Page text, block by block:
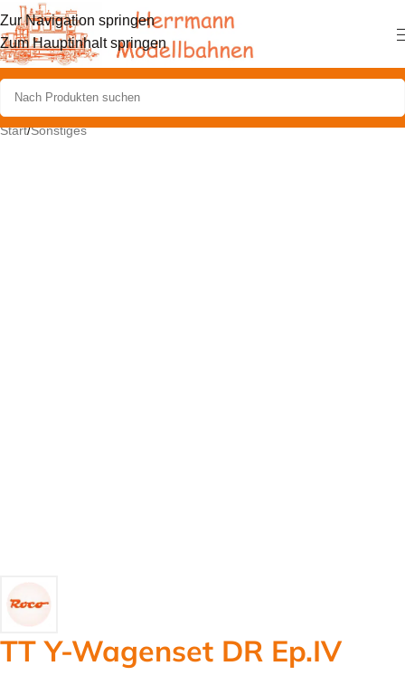
Zur Navigation springen
Zum Hauptinhalt springen
Start/Sonstiges
TT Y-Wagenset DR Ep.IV